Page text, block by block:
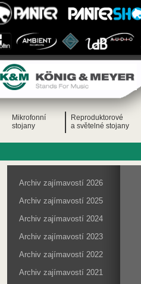
Archiv zajímavostí 2026
Archiv zajímavostí 2025
Archiv zajímavostí 2024
Archiv zajímavostí 2023
Archiv zajímavostí 2022
Archiv zajímavostí 2021
Mikrofonní
stojany
Reproduktorové
a světelné stojany